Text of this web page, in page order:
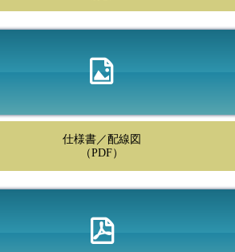
仕様書／配線図
（PDF）